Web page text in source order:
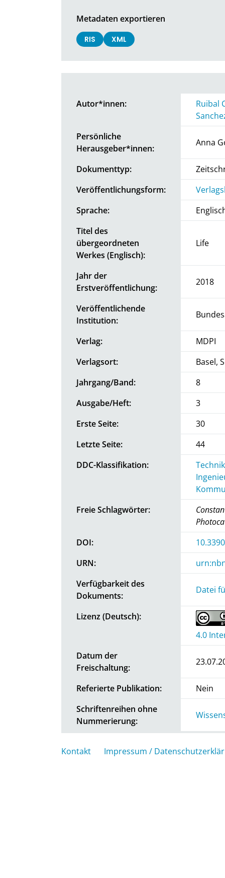
Metadaten exportieren
RIS XML
Autor*innen:
Ruibal
Persönliche
Herausgeber*innen:
Anna
Dokumenttyp:
Veröffentlichungsform:
Sprache:
Titel des
übergeordneten
Werkes (Englisch):
Life
Jahr der
Erstveröffentlichung:
2018
Veröffentlichende
Institution:
Verlag:
MDPI
Verlagsort:
Basel,
Jahrgang/Band:
8
Ausgabe/Heft:
3
Erste Seite:
30
Letzte Seite:
44
DDC-Klassifikation:
Freie Schlagwörter:
DOI:
URN:
Verfügbarkeit des
Dokuments:
Datei
Lizenz (Deutsch):
4.0
Datum der
Freischaltung:
Referierte Publikation:
Nein
Schriftenreihen ohne
Nummerierung:
Kontakt Impressum /